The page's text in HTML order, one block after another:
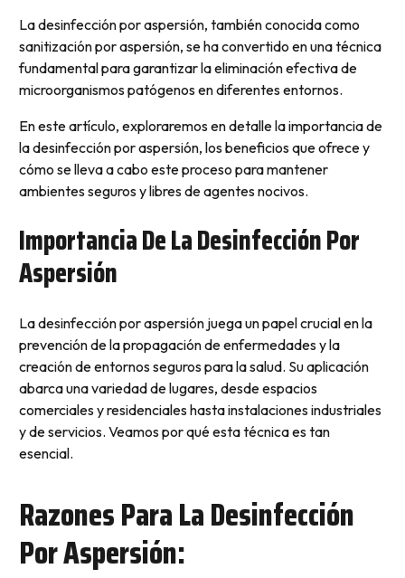
La desinfección por aspersión, también conocida como
sanitización por aspersión, se ha convertido en una técnica
fundamental para garantizar la eliminación efectiva de
microorganismos patógenos en diferentes entornos.
En este artículo, exploraremos en detalle la importancia de
la desinfección por aspersión, los beneficios que ofrece y
cómo se lleva a cabo este proceso para mantener
ambientes seguros y libres de agentes nocivos.
Importancia De La Desinfección Por
Aspersión
La desinfección por aspersión juega un papel crucial en la
prevención de la propagación de enfermedades y la
creación de entornos seguros para la salud. Su aplicación
abarca una variedad de lugares, desde espacios
comerciales y residenciales hasta instalaciones industriales
y de servicios. Veamos por qué esta técnica es tan
esencial.
Razones Para La Desinfección
Por Aspersión: